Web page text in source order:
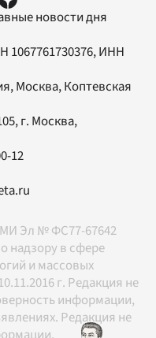
новости дня
1067761730376, ИНН
Москва, Коптевская
, г. Москва,
12
Эл № ФС77-67642
надзору в сфере
и массовых
г. Редакция не
информации,
Редакция не